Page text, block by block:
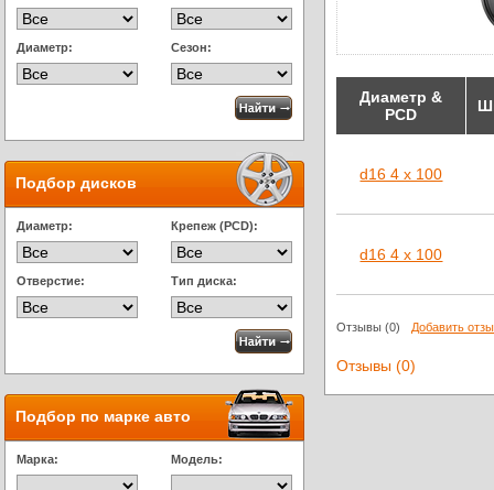
Диаметр: Сезон:
Подбор дисков
Диаметр: Крепеж (PCD):
Отверстие: Тип диска:
Подбор по марке авто
Марка: Модель:
Диаметр &
PCD
d16 4 x 100
d16 4 x 100
Отзывы (0) Добавить
Отзывы (0)